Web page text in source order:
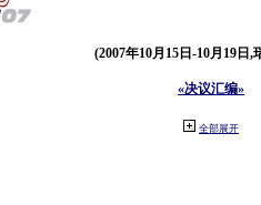
(2007年10月15日-10月19日,
«决议汇编»
全部展开